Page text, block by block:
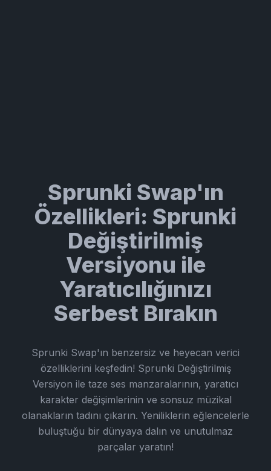
Sprunki Swap'ın
Özellikleri: Sprunki
Değiştirilmiş
Versiyonu ile
Yaratıcılığınızı
Serbest Bırakın
Sprunki Swap'ın benzersiz ve heyecan verici
özelliklerini keşfedin! Sprunki Değiştirilmiş
Versiyon ile taze ses manzaralarının, yaratıcı
karakter değişimlerinin ve sonsuz müzikal
olanakların tadını çıkarın. Yeniliklerin eğlencelerle
buluştuğu bir dünyaya dalın ve unutulmaz
parçalar yaratın!